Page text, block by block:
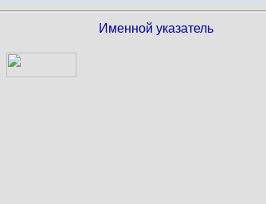
Именной указатель